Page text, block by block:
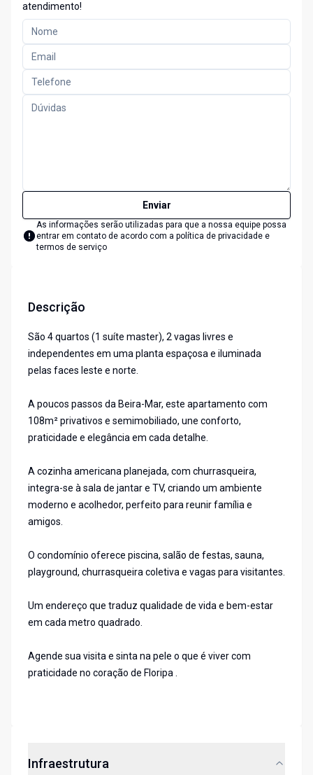
atendimento!
Enviar
As informações serão utilizadas para que a nossa equipe possa
entrar em contato de acordo com a política de privacidade e
termos de serviço
Descrição
São 4 quartos (1 suíte master), 2 vagas livres e
independentes em uma planta espaçosa e iluminada
pelas faces leste e norte.
A poucos passos da Beira-Mar, este apartamento com
108m² privativos e semimobiliado, une conforto,
praticidade e elegância em cada detalhe.
A cozinha americana planejada, com churrasqueira,
integra-se à sala de jantar e TV, criando um ambiente
moderno e acolhedor, perfeito para reunir família e
amigos.
O condomínio oferece piscina, salão de festas, sauna,
playground, churrasqueira coletiva e vagas para visitantes.
Um endereço que traduz qualidade de vida e bem-estar
em cada metro quadrado.
Agende sua visita e sinta na pele o que é viver com
praticidade no coração de Floripa .
Infraestrutura